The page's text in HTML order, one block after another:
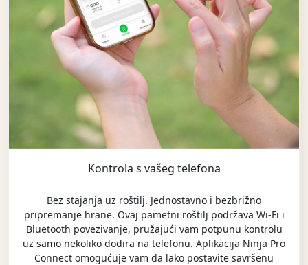
Kontrola s vašeg telefona
Bez stajanja uz roštilj. Jednostavno i bezbrižno
pripremanje hrane. Ovaj pametni roštilj podržava Wi-Fi i
Bluetooth povezivanje, pružajući vam potpunu kontrolu
uz samo nekoliko dodira na telefonu. Aplikacija Ninja Pro
Connect omogućuje vam da lako postavite savršenu